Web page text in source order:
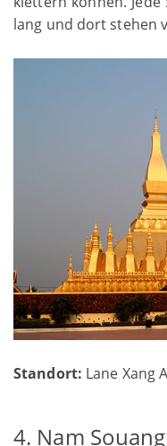
lang und dort stehen
Standort: Lane Xang
4. Nam